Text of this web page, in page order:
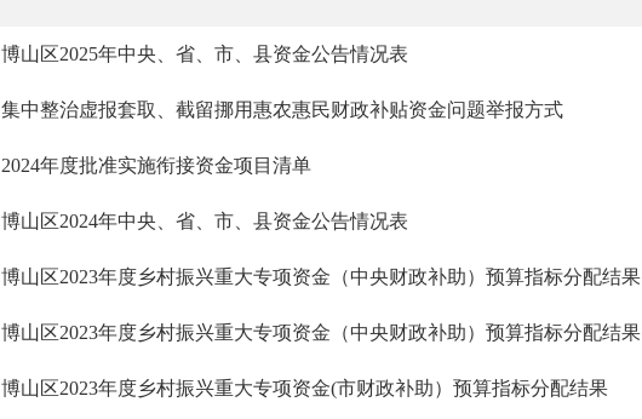
博山区2025年中央、省、市、县资金公告情况表
集中整治虚报套取、截留挪用惠农惠民财政补贴资金问题举报方式
2024年度批准实施衔接资金项目清单
博山区2024年中央、省、市、县资金公告情况表
博山区2023年度乡村振兴重大专项资金（中央财政补助）预算指标分配结果
博山区2023年度乡村振兴重大专项资金（中央财政补助）预算指标分配结果
博山区2023年度乡村振兴重大专项资金(市财政补助）预算指标分配结果